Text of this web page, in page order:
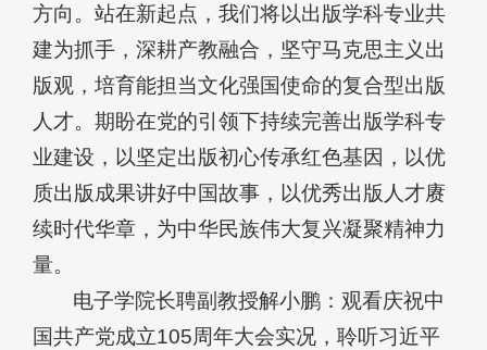
方向。站在新起点，我们将以出版学科专业共
建为抓手，深耕产教融合，坚守马克思主义出
版观，培育能担当文化强国使命的复合型出版
人才。期盼在党的引领下持续完善出版学科专
业建设，以坚定出版初心传承红色基因，以优
质出版成果讲好中国故事，以优秀出版人才赓
续时代华章，为中华民族伟大复兴凝聚精神力
量。
电子学院长聘副教授解小鹏：观看庆祝中
国共产党成立105周年大会实况，聆听习近平